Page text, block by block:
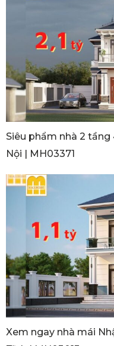
Siêu phẩm nhà 2
Nội | MH03371
Xem ngay nhà mái